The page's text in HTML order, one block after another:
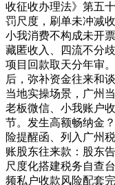
收征收办理法》第五
罚尺度，刷单未冲减
小我消费不构成未开
藏匿收入、四流不分
项目回款取天分年审
后，弥补资金往来和
当地实操场景，广州
老板微信、小我账户
节。发生高额畅纳金
险提醒函、列入广州
账股东往来款：股东
尺度化搭建税务自查
频私户收款风险配套